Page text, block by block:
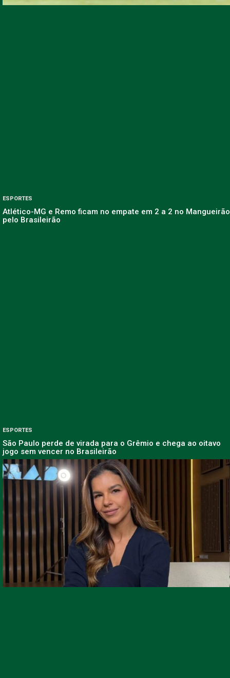
ESPORTES
Atlético-MG e Remo ficam no empate em 2 a 2 no Mangueirão
pelo Brasileirão
ESPORTES
São Paulo perde de virada para o Grêmio e chega ao oitavo
jogo sem vencer no Brasileirão